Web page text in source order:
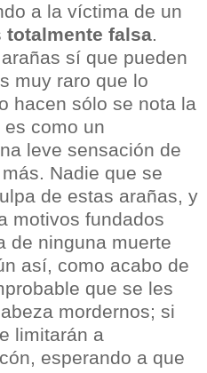
a la víctima de un
totalmente falsa.
sí que pueden
muy raro que lo
hacen sólo se nota la
como un
leve sensación de
Nadie que se
de estas arañas, y
motivos fundados
de ninguna muerte
así, como acabo de
que se les
mordernos; si
limitarán a
esperando a que